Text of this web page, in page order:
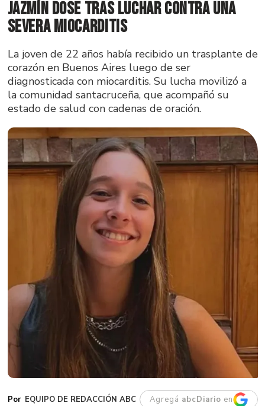
Jazmín Dose tras luchar contra una
severa miocarditis
La joven de 22 años había recibido un trasplante de
corazón en Buenos Aires luego de ser
diagnosticada con miocarditis. Su lucha movilizó a
la comunidad santacruceña, que acompañó su
estado de salud con cadenas de oración.
EQUIPO DE REDACCIÓN ABC Agregá abcDiario en